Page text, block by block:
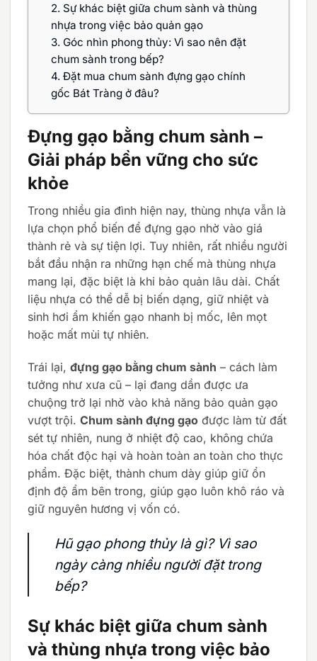
2. Sự khác biệt giữa chum sành và thùng
nhựa trong việc bảo quản gạo
3. Góc nhìn phong thủy: Vì sao nên đặt
chum sành trong bếp?
4. Đặt mua chum sành đựng gạo chính
gốc Bát Tràng ở đâu?
Đựng gạo bằng chum sành –
Giải pháp bền vững cho sức
khỏe
Trong nhiều gia đình hiện nay, thùng nhựa vẫn là
lựa chọn phổ biến để đựng gạo nhờ vào giá
thành rẻ và sự tiện lợi. Tuy nhiên, rất nhiều người
bắt đầu nhận ra những hạn chế mà thùng nhựa
mang lại, đặc biệt là khi bảo quản lâu dài. Chất
liệu nhựa có thể dễ bị biến dạng, giữ nhiệt và
sinh hơi ẩm khiến gạo nhanh bị mốc, lên mọt
hoặc mất mùi tự nhiên.
Trái lại, đựng gạo bằng chum sành – cách làm
tưởng như xưa cũ – lại đang dần được ưa
chuộng trở lại nhờ vào khả năng bảo quản gạo
vượt trội. Chum sành đựng gạo được làm từ đất
sét tự nhiên, nung ở nhiệt độ cao, không chứa
hóa chất độc hại và hoàn toàn an toàn cho thực
phẩm. Đặc biệt, thành chum dày giúp giữ ổn
định độ ẩm bên trong, giúp gạo luôn khô ráo và
giữ nguyên hương vị vốn có.
Hũ gạo phong thủy là gì? Vì sao
ngày càng nhiều người đặt trong
bếp?
Sự khác biệt giữa chum sành
và thùng nhựa trong việc bảo